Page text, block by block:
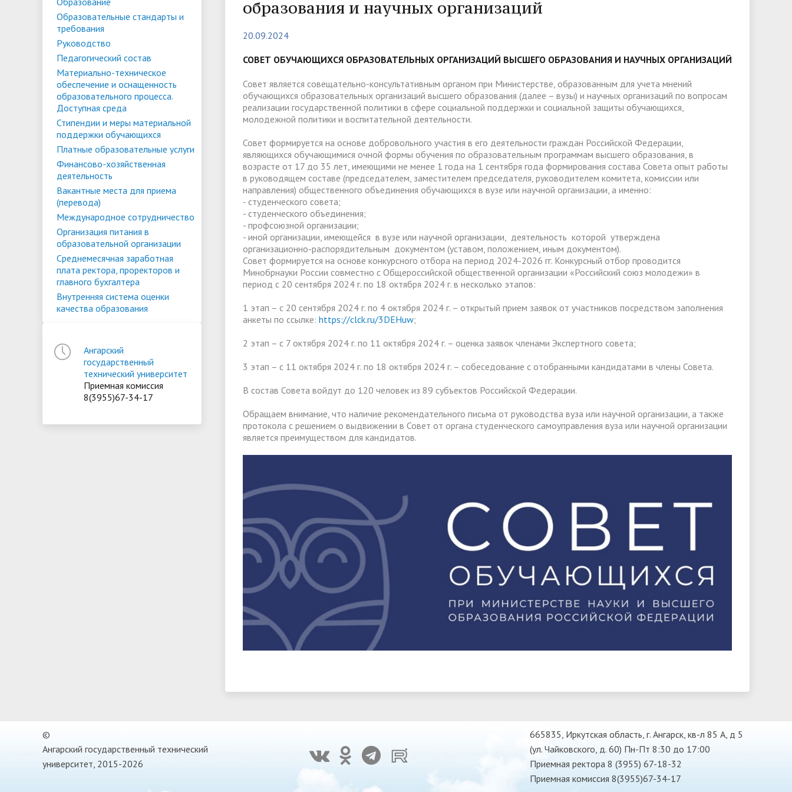
Материально-техническое
обеспечение и оснащенность
образовательного процесса.
Доступная среда
поддержки обучающихся
Вакантные места для приема
(перевода)
Международное сотрудничество
Организация питания в
образовательной организации
Среднемесячная заработная плата
ректора, проректоров и главного
бухгалтера
Внутренняя система оценки
качества образования
Конкурсы и вакансии
Служба содействия
трудоустройству
Проекты, гранты и конкурсы
Меры противодействия коррупции Воспитательная работа
Международное сотрудничество
Условия обучения инвалидов и лиц
с ОВЗ
Обращения граждан и организаций
в форме электронного документа в
ФГБОУ ВО "АнГТУ"
Общежитие
Информационная поддержка
сотрудников и обучающихся по
инфекции и организации
дистанционного обучения
Патриотический клуб ФГБОУ ВО
«АнГТУ»
Личный прием граждан «Стартап как диплом»
Конкурсные списки
Особенности приема по отдельной
квоте
Белгородской, Курской и Брянской
Запорожской области и
Херсонской области
Списки зачисленных
"Студенческое" разрешение на
временное проживание для
иностранцев
Для поступающих на целевое
обучение
Дополнительный прием
Образовательные стандарты и
требования
Руководство
Педагогический состав
Материально-техническое
обеспечение и оснащенность
образовательного процесса.
Доступная среда
Стипендии и меры материальной
поддержки обучающихся
Платные образовательные услуги
Финансово-хозяйственная
деятельность
Вакантные места для приема
(перевода)
Международное сотрудничество
Организация питания в
образовательной организации
Среднемесячная заработная
плата ректора, проректоров и
главного бухгалтера
Внутренняя система оценки
качества образования
Ангарский
государственный
технический университет
Приемная комиссия
8(3955)67-34-17
образования и научных организаций
20.09.2024
СОВЕТ ОБУЧАЮЩИХСЯ ОБРАЗОВАТЕЛЬНЫХ ОРГАНИЗАЦИЙ ВЫСШЕГО ОБРАЗОВАНИЯ И НАУЧНЫХ ОРГАНИЗАЦИЙ
Совет является совещательно-консультативным органом при Министерстве, образованным для учета мнений
обучающихся образовательных организаций высшего образования (далее – вузы) и научных организаций по вопросам
реализации государственной политики в сфере социальной поддержки и социальной защиты обучающихся,
молодежной политики и воспитательной деятельности.
Совет формируется на основе добровольного участия в его деятельности граждан Российской Федерации,
являющихся обучающимися очной формы обучения по образовательным программам высшего образования, в
возрасте от 17 до 35 лет, имеющими не менее 1 года на 1 сентября года формирования состава Совета опыт работы
в руководящем составе (председателем, заместителем председателя, руководителем комитета, комиссии или
направления) общественного объединения обучающихся в вузе или научной организации, а именно:
- студенческого совета;
- студенческого объединения;
- профсоюзной организации;
- иной организации, имеющейся в вузе или научной организации, деятельность которой утверждена
организационно-распорядительным документом (уставом, положением, иным документом).
Совет формируется на основе конкурсного отбора на период 2024-2026 гг. Конкурсный отбор проводится
Минобрнауки России совместно с Общероссийской общественной организации «Российский союз молодежи» в
период с 20 сентября 2024 г. по 18 октября 2024 г. в несколько этапов:
1 этап – с 20 сентября 2024 г. по 4 октября 2024 г. – открытый прием заявок от участников посредством заполнения
анкеты по ссылке: https://clck.ru/3DEHuw;
2 этап – с 7 октября 2024 г. по 11 октября 2024 г. – оценка заявок членами Экспертного совета;
3 этап – с 11 октября 2024 г. по 18 октября 2024 г. – собеседование с отобранными кандидатами в члены Совета.
В состав Совета войдут до 120 человек из 89 субъектов Российской Федерации.
Обращаем внимание, что наличие рекомендательного письма от руководства вуза или научной организации, а также
протокола с решением о выдвижении в Совет от органа студенческого самоуправления вуза или научной организации
является преимуществом для кандидатов.
©
Ангарский государственный технический
университет, 2015-2026
665835, Иркутская область, г. Ангарск, кв-л 85 А, д 5
(ул. Чайковского, д. 60) Пн-Пт 8:30 до 17:00
Приемная ректора 8 (3955) 67-18-32
Приемная комиссия 8(3955)67-34-17